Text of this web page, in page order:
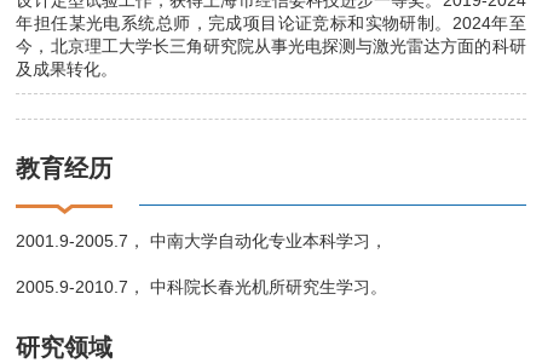
年担任某光电系统总师，完成项目论证竞标和实物研制。2024年至
今，北京理工大学长三角研究院从事光电探测与激光雷达方面的科研
及成果转化。
教育经历
2001.9-2005.7， 中南大学自动化专业本科学习，
2005.9-2010.7， 中科院长春光机所研究生学习。
研究领域